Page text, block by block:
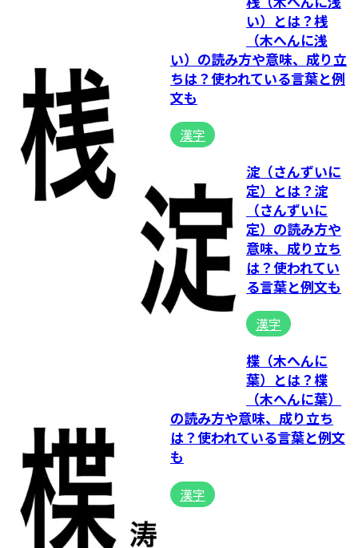
い）とは？桟
（木へんに浅
い）の読み方や意味、成り立
ちは？使われている言葉と例
文も
漢字
淀（さんずいに
定）とは？淀
（さんずいに
定）の読み方や
意味、成り立ち
は？使われてい
る言葉と例文も
漢字
楪（木へんに
葉）とは？楪
（木へんに葉）
の読み方や意味、成り立ち
は？使われている言葉と例文
も
漢字